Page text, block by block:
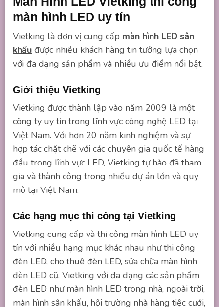
màn hình LED uy tín
Vietking là đơn vị cung cấp màn hình LED sân
khấu được nhiều khách hàng tin tưởng lựa chọn
với đa dạng sản phẩm và nhiều ưu điểm nổi bật.
Giới thiệu Vietking
Vietking được thành lập vào năm 2009 là một
công ty uy tín trong lĩnh vực công nghệ LED tại
Việt Nam. Với hơn 20 năm kinh nghiệm và sự
hợp tác chặt chẽ với các chuyên gia quốc tế hàng
đầu trong lĩnh vực LED, Vietking tự hào đã tham
gia và thành công trong nhiều dự án lớn và quy
mô tại Việt Nam.
Các hạng mục thi công tại Vietking
Vietking cung cấp và thi công màn hình LED uy
tín với nhiều hạng mục khác nhau như thi công
đèn LED, cho thuê đèn LED, sửa chữa màn hình
đèn LED cũ. Vietking với đa dạng các sản phẩm
đèn LED như màn hình LED trong nhà, ngoài trời,
màn hình sân khấu, hội trường nhà hàng tiệc cưới,